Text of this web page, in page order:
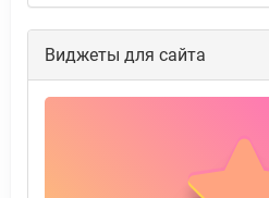
Виджеты для сайта